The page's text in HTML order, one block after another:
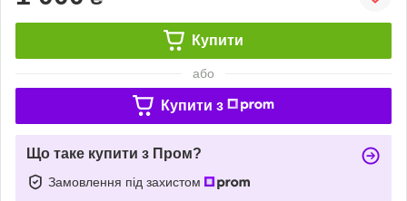
Купити
або
Купити з
Що таке купити з Пром?
Замовлення під захистом